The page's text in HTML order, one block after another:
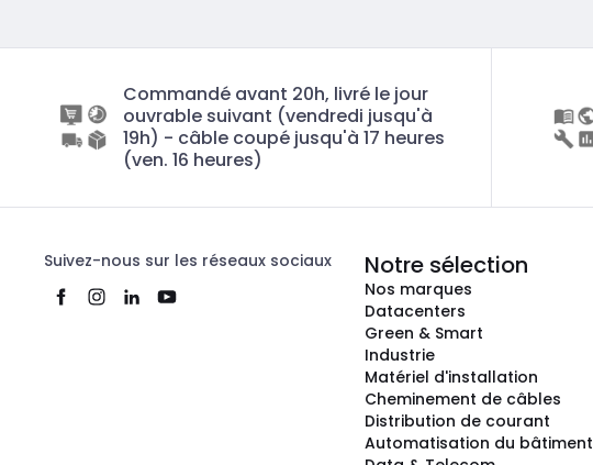
Commandé avant 20h, livré le jour
ouvrable suivant (vendredi jusqu'à
19h) - câble coupé jusqu'à 17 heures
(ven. 16 heures)
Suivez-nous sur les réseaux sociaux Notre sélection
Nos marques
Datacenters
Green & Smart
Industrie
Matériel d'installation
Cheminement de câbles
Distribution de courant
Automatisation du bâtiment